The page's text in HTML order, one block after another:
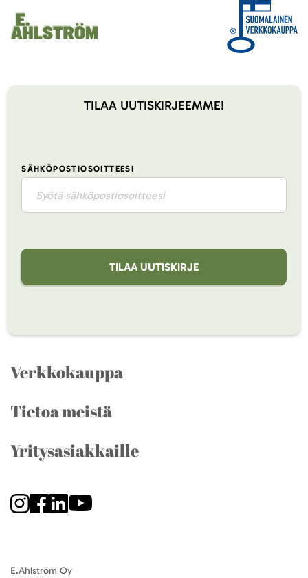
TILAA UUTISKIRJEEMME!
SÄHKÖPOSTIOSOITTEESI
TILAA UUTISKIRJE
Verkkokauppa
Tietoa meistä
Yritysasiakkaille
E.Ahlström Oy